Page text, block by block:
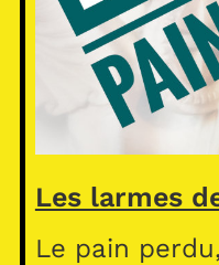
Les larmes
Le pain